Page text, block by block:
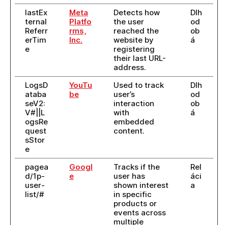
lastEx
ternal
Referr
erTim
e
Meta
Platfo
rms,
Inc.
Detects how
the user
reached the
website by
registering
their last URL-
address.
Dlh
od
ob
á
LogsD
ataba
seV2:
V#||L
ogsRe
quest
sStor
e
YouTu
be
Used to track
user’s
interaction
with
embedded
content.
Dlh
od
ob
á
pagea
d/1p-
user-
list/#
Googl
e
Tracks if the
user has
shown interest
in specific
products or
events across
multiple
Rel
áci
a